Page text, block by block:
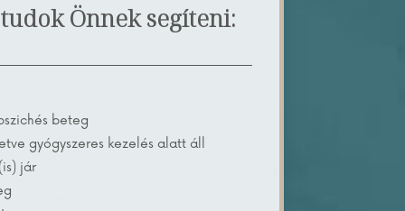
Önnek segíteni:
beteg
gyógyszeres kezelés alatt áll
jár